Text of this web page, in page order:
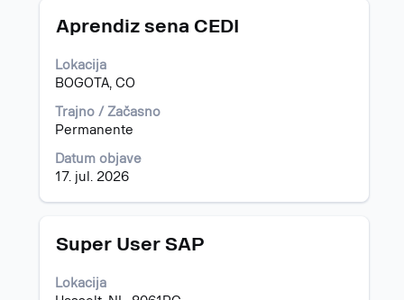
Naziv
Aprendiz sena CEDI
Lokacija
BOGOTA, CO
Trajno / Začasno
Permanente
Datum objave
17. jul. 2026
Izberite
preslednico,
da
celotno
vsebino
o
delovnem
mestu.
Naziv
Super User SAP
Lokacija
Izberite
preslednico,
da